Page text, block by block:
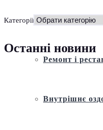
Історія
Ремонт і
Внутрішнє
Категорії
Останні новини